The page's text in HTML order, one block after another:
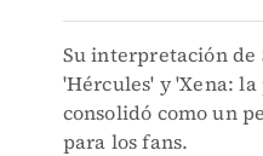
Su interpretación de
'Hércules' y 'Xena:
consolidó como un
para los fans.